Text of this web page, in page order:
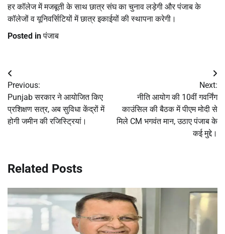
हर कॉलेज में मजबूती के साथ छात्र संघ का चुनाव लड़ेगी और पंजाब के
कॉलेजों व यूनिवर्सिटियों में छात्र इकाईयों की स्थापना करेगी।
Posted inपंजाब
Post
navigation
Previous:
Punjab सरकार ने आयोजित किए
प्रशिक्षण सत्र, अब सुविधा केंद्रों में
होगी जमीन की रजिस्ट्रियां।
Next:
नीति आयोग की 10वीं गवर्निंग
काउंसिल की बैठक में पीएम मोदी से
मिले CM भगवंत मान, उठाए पंजाब के
कई मुद्दे।
Related Posts